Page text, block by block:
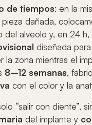
de tiempos: en la
dañada,
del alveolo y, en 24 h,
diseñada para
la zona mientras el
8–12 semanas,
con el color y la
“salir con diente”,
del implante y